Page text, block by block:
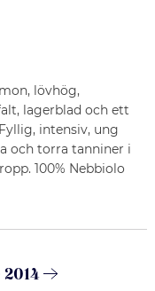
lövhög,
lagerblad och ett
intensiv, ung
och torra tanniner i
100% Nebbiolo